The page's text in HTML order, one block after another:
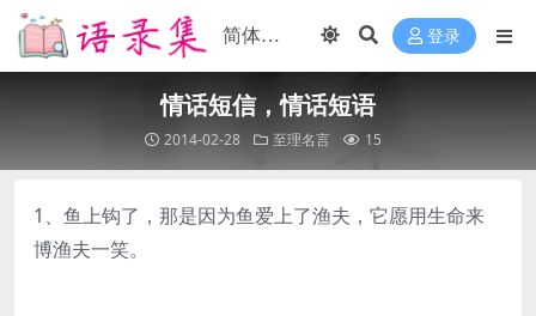
登录
情话短信，情话短语
2014-02-28 至理名言 15
1、鱼上钩了，那是因为鱼爱上了渔夫，它愿用生命来
博渔夫一笑。